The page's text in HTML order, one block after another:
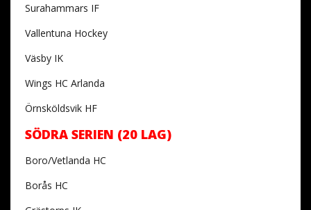
Surahammars IF
Vallentuna Hockey
Väsby IK
Wings HC Arlanda
Örnsköldsvik HF
SÖDRA SERIEN (20 LAG)
Boro/Vetlanda HC
Borås HC